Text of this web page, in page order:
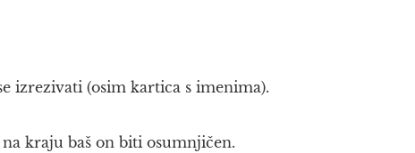
izrezivati (osim kartica s imenima).
kraju baš on biti osumnjičen.